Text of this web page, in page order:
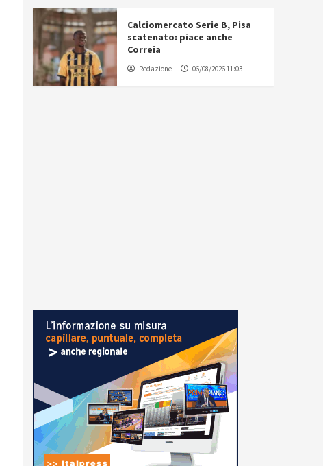
Calciomercato Serie B, Pisa
scatenato: piace anche
Correia
Redazione 06/08/2026 11:03